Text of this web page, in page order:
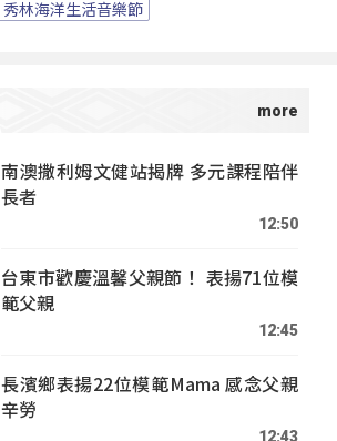
秀林海洋生活音樂節
南澳撒利姆文健站揭牌 多元課程陪伴
長者
12:50
台東市歡慶溫馨父親節！ 表揚71位模
範父親
12:45
長濱鄉表揚22位模範Mama 感念父親
辛勞
12:43